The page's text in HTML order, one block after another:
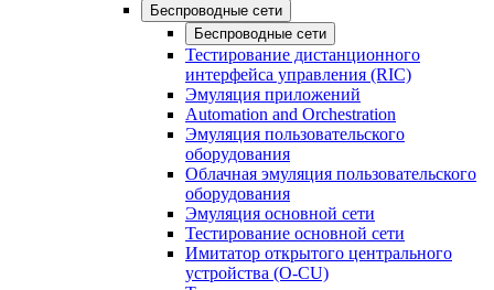
Беспроводные сети
Беспроводные сети
Тестирование дистанционного
интерфейса управления (RIC)
Эмуляция приложений
Automation and Orchestration
Эмуляция пользовательского
оборудования
Облачная эмуляция пользовательского
оборудования
Эмуляция основной сети
Тестирование основной сети
Имитатор открытого центрального
устройства (O-CU)